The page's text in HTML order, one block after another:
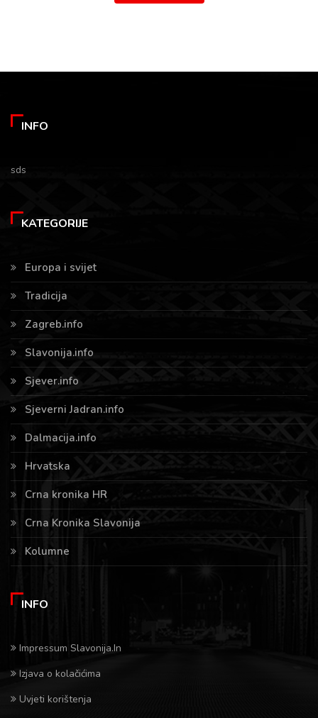
INFO
sds
KATEGORIJE
Europa i svijet
Tradicija
Zagreb.info
Slavonija.info
Sjever.info
Sjeverni Jadran.info
Dalmacija.info
Hrvatska
Crna kronika HR
Crna Kronika Slavonija
Kolumne
INFO
Impressum Slavonija.In
Izjava o kolačićima
Uvjeti korištenja